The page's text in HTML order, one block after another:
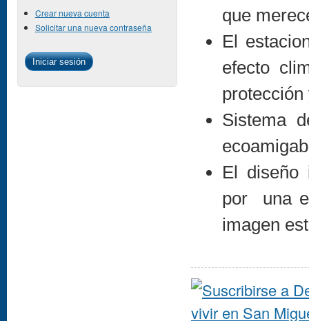
que
El
efecto
Sistema
El diseño
por una
imagen
Crear nueva cuenta
Solicitar una nueva contraseña